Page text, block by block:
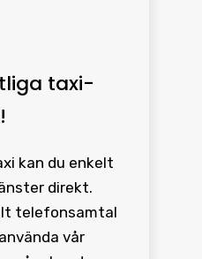
taxi-
kan du enkelt
direkt.
telefonsamtal
vår